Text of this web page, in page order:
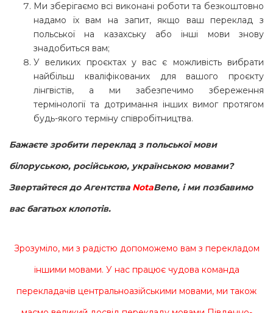
Ми зберігаємо всі виконані роботи та безкоштовно
надамо їх вам на запит, якщо ваш переклад з
польської на казахську або інші мови знову
знадобиться вам;
У великих проєктах у вас є можливість вибрати
найбільш кваліфікованих для вашого проєкту
лінгвістів, а ми забезпечимо збереження
термінології та дотримання інших вимог протягом
будь-якого терміну співробітництва.
Бажаєте зробити переклад з польської мови
білоруською, російською, українською мовами?
Звертайтеся до Агентства NotaBene, і ми позбавимо
вас багатьох клопотів.
Зрозуміло, ми з радістю допоможемо вам з перекладом
іншими мовами. У нас працює чудова команда
перекладачів центральноазійськими мовами, ми також